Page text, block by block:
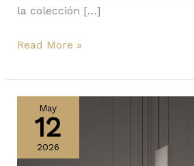
la colección […]
Read More »
May
12
2026
Opium
Karman: